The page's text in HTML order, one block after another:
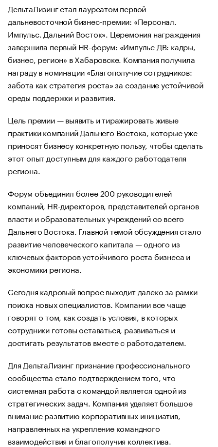
ДельтаЛизинг стал лауреатом первой
дальневосточной бизнес-премии: «Персонал.
Импульс. Дальний Восток». Церемония награждения
завершила первый HR-форум: «Импульс ДВ: кадры,
бизнес, регион» в Хабаровске. Компания получила
награду в номинации «Благополучие сотрудников:
забота как стратегия роста» за создание устойчивой
среды поддержки и развития.
Цель премии — выявить и тиражировать живые
практики компаний Дальнего Востока, которые уже
приносят бизнесу конкретную пользу, чтобы сделать
этот опыт доступным для каждого работодателя
региона.
Форум объединил более 200 руководителей
компаний, HR-директоров, представителей органов
власти и образовательных учреждений со всего
Дальнего Востока. Главной темой обсуждения стало
развитие человеческого капитала — одного из
ключевых факторов устойчивого роста бизнеса и
экономики региона.
Сегодня кадровый вопрос выходит далеко за рамки
поиска новых специалистов. Компании все чаще
говорят о том, как создать условия, в которых
сотрудники готовы оставаться, развиваться и
достигать результатов вместе с работодателем.
Для ДельтаЛизинг признание профессионального
сообщества стало подтверждением того, что
системная работа с командой является одной из
стратегических задач. Компания уделяет большое
внимание развитию корпоративных инициатив,
направленных на укрепление командного
взаимодействия и благополучия коллектива.